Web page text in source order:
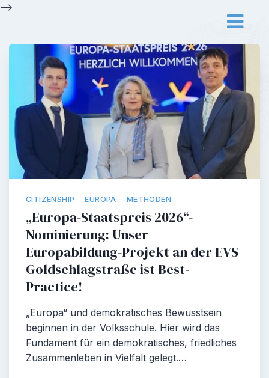
Skip
-->
CITIZENSHIP EUROPA METHODEN
„Europa-Staatspreis 2026“-
Nominierung: Unser
Europabildung-Projekt an der EVS
Goldschlagstraße ist Best-
Practice!
„Europa“ und demokratisches Bewusstsein
beginnen in der Volksschule. Hier wird das
Fundament für ein demokratisches, friedliches
Zusammenleben in Vielfalt gelegt.…